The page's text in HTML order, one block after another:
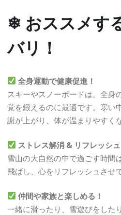
❄ おススメす
バリ！
全身運動で健康促進！
スキーやスノーボードは、全身
覚を鍛えるのに最適です。寒い
謝が上がり、体が温まりやすく
ストレス解消 & リフレッシュ
雪山の大自然の中で過ごす時間
飛ばし、心をリフレッシュさせ
仲間や家族と楽しめる！
一緒に滑ったり、雪遊びをした